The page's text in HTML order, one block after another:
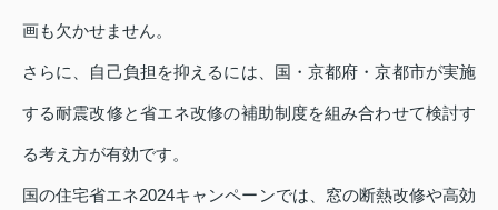
画も欠かせません。
さらに、自己負担を抑えるには、国・京都府・京都市が実施
する耐震改修と省エネ改修の補助制度を組み合わせて検討す
る考え方が有効です。
国の住宅省エネ2024キャンペーンでは、窓の断熱改修や高効